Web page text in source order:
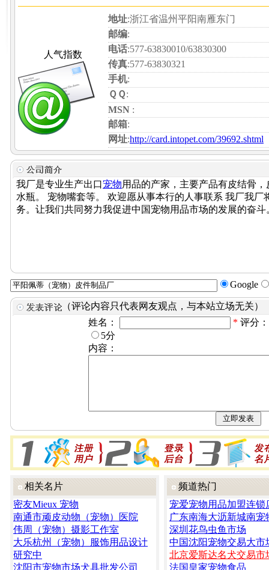
人气指数
地址:浙江省温州平阳南雁东门
邮编:
电话:577-63830010/63830300
传真:577-63830321
手机:
ＱＱ:
MSN :
邮箱:
网址:http://card.intopet.com/39692.shtml
我厂是专业生产出口宠物用品的产家，主要产品有皮结骨
水瓶。 宠物嘴套等。 欢迎愿从事本行的人事联系 我厂我
务。让我们共同努力我促进中国宠物用品市场的发展的奋斗
Google
（评论内容只代表网友观点，与本站立场无关）
姓名：
* 评分
5分
内容：
相关名片
密友Mieux 宠物
南通市顽皮动物（宠物）医院
伟周（宠物）摄影工作室
大乐杭州（宠物）服饰用品设计
研究中
沈阳市宠物市场犬具批发公司
频道热门
宠爱宠物用品加盟连锁
广东南海大沥新城南宠
深圳花鸟虫鱼市场
中国沈阳宠物交易大市
北京爱斯达名犬交易市
法国皇家宠物食品